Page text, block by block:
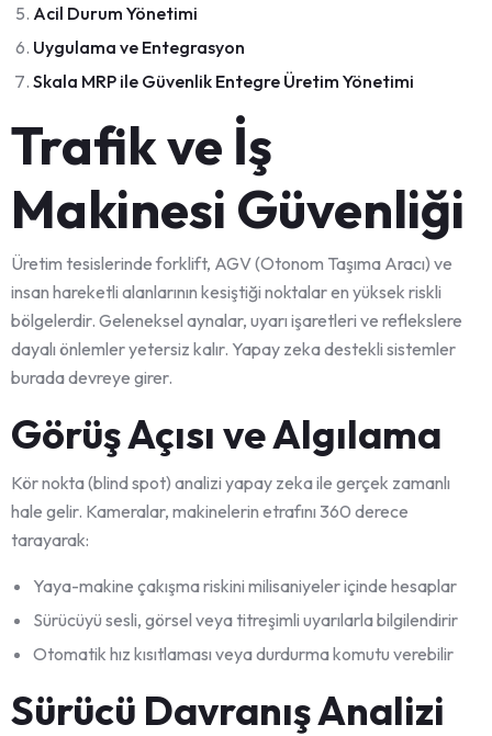
Acil Durum Yönetimi
Uygulama ve Entegrasyon
Skala MRP ile Güvenlik Entegre Üretim Yönetimi
Trafik ve İş
Makinesi Güvenliği
Üretim tesislerinde forklift, AGV (Otonom Taşıma Aracı) ve
insan hareketli alanlarının kesiştiği noktalar en yüksek riskli
bölgelerdir. Geleneksel aynalar, uyarı işaretleri ve reflekslere
dayalı önlemler yetersiz kalır. Yapay zeka destekli sistemler
burada devreye girer.
Görüş Açısı ve Algılama
Kör nokta (blind spot) analizi yapay zeka ile gerçek zamanlı
hale gelir. Kameralar, makinelerin etrafını 360 derece
tarayarak:
Yaya-makine çakışma riskini milisaniyeler içinde hesaplar
Sürücüyü sesli, görsel veya titreşimli uyarılarla bilgilendirir
Otomatik hız kısıtlaması veya durdurma komutu verebilir
Sürücü Davranış Analizi